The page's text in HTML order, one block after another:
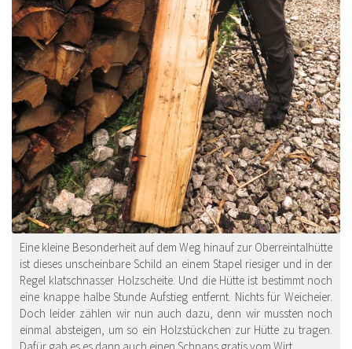
Eine kleine Besonderheit auf dem Weg hinauf zur Oberreintalhütte
ist dieses unscheinbare Schild an einem Stapel riesiger und in der
Regel klatschnasser Holzscheite. Und die Hütte ist bestimmt noch
eine knappe halbe Stunde Aufstieg entfernt. Nichts für Weicheier.
Doch leider zählen wir nun auch dazu, denn wir mussten noch
einmal absteigen, um so ein Holzstückchen zur Hütte zu tragen.